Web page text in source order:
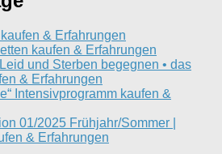
& Erfahrungen
kaufen & Erfahrungen
und Sterben begegnen • das
& Erfahrungen
Intensivprogramm kaufen &
01/2025 Frühjahr/Sommer |
& Erfahrungen